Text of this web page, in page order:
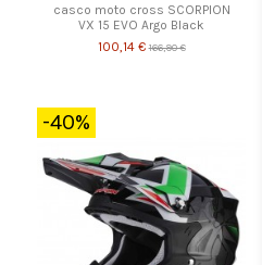
casco moto cross SCORPION
VX 15 EVO Argo Black
100,14 € 166,90 €
-40%